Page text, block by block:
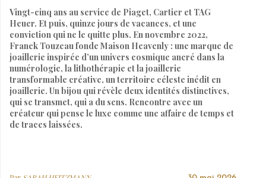
Vingt-cinq ans au service de Piaget, Cartier et TAG
Heuer. Et puis, quinze jours de vacances, et une
conviction qui ne le quitte plus. En novembre 2022,
Franck Touzeau fonde Maison Heavenly : une marque de
joaillerie inspirée d’un univers cosmique ancré dans la
numérologie, la lithothérapie et la joaillerie
transformable créative, un territoire céleste inédit en
joaillerie. Un bijou qui révèle deux identités distinctives,
qui se transmet, qui a du sens. Rencontre avec un
créateur qui pense le luxe comme une affaire de temps et
de traces laissées.